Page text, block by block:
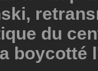
du
boycotté